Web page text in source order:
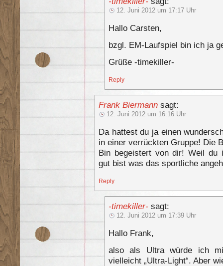
12. Juni 2012 um 17:17 Uhr
Hallo Carsten,
bzgl. EM-Laufspiel bin ich ja
Grüße -timekiller-
Reply
Frank Biermann sagt:
12. Juni 2012 um 16:16 Uhr
Da hattest du ja einen
in einer verrückten Gruppe! Die
Bin begeistert von dir! Weil du
gut bist was das sportliche
Reply
-timekiller- sagt:
12. Juni 2012 um 17:39 Uhr
Hallo Frank,
also als Ultra würde ich
vielleicht „Ultra-Light“. Aber